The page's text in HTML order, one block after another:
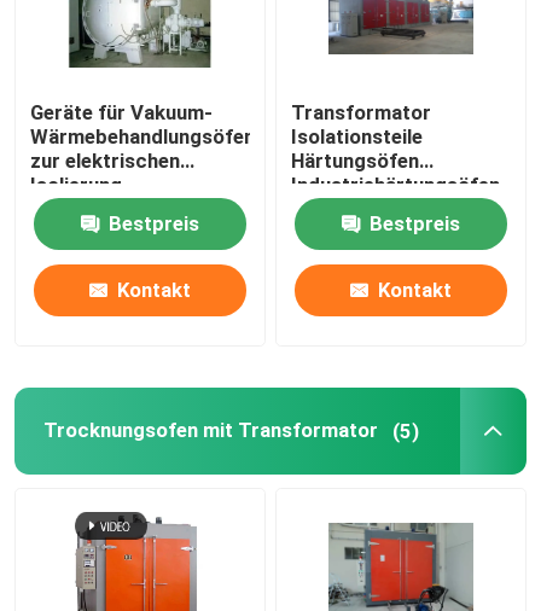
Fabrik Tour
Qualitätskontrolle
Kontakt
Referenzen
Transformatoröl-Verarbeitungsausrüstung
Transformatoröfen
Trocknungsofen mit Transformator
Geräte für Vakuum-
Wärmebehandlungsöfen
zur elektrischen
Isolierung
Bestpreis
Kontakt
Transformator
Isolationsteile
Härtungsöfen
Industriehärtungsöfen
Bestpreis
Kontakt
Trocknungsofen mit Transformator (5)